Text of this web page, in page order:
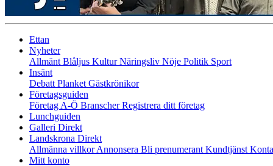
Ettan
Nyheter
Allmänt Blåljus KulturNäringsliv Nöje Politik Sport
Insänt
Debatt Planket Gästkrönikor
Företagsguiden
Företag A-Ö BranscherRegistrera ditt företag
Lunchguiden
Galleri Direkt
Landskrona Direkt
Allmänna villkorAnnonsera Bli prenumerant Kundtjänst
Mitt konto